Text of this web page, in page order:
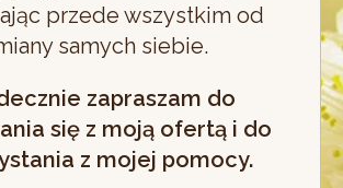
przede wszystkim od
samych siebie.
zapraszam do
się z moją ofertą i do
z mojej pomocy.